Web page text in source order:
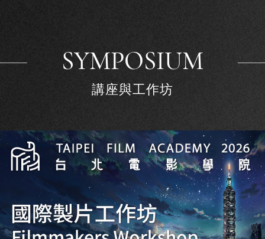
SYMPOSIUM
講座與工作坊